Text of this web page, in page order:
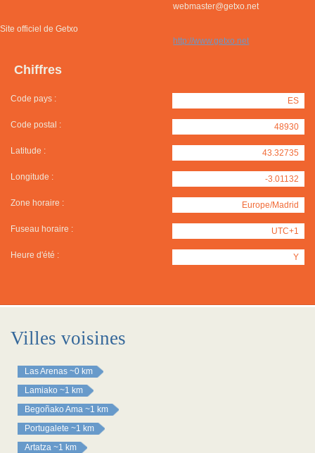
webmaster@getxo.net
Site officiel de Getxo
http://www.getxo.net
Chiffres
Code pays : ES
Code postal : 48930
Latitude : 43.32735
Longitude : -3.01132
Zone horaire : Europe/Madrid
Fuseau horaire : UTC+1
Heure d'été : Y
Villes voisines
Las Arenas ~0 km
Lamiako ~1 km
Begoñako Ama ~1 km
Portugalete ~1 km
Artatza ~1 km